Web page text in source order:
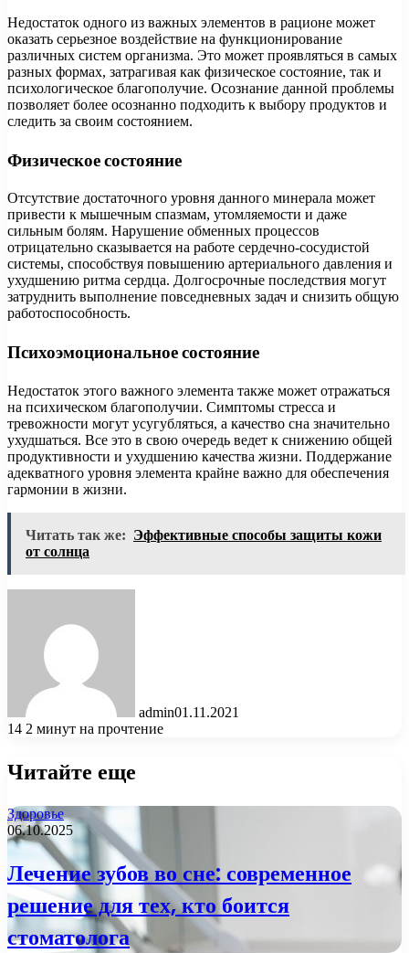
Недостаток одного из важных элементов в рационе может
оказать серьезное воздействие на функционирование
различных систем организма. Это может проявляться в самых
разных формах, затрагивая как физическое состояние, так и
психологическое благополучие. Осознание данной проблемы
позволяет более осознанно подходить к выбору продуктов и
следить за своим состоянием.
Физическое состояние
Отсутствие достаточного уровня данного минерала может
привести к мышечным спазмам, утомляемости и даже
сильным болям. Нарушение обменных процессов
отрицательно сказывается на работе сердечно-сосудистой
системы, способствуя повышению артериального давления и
ухудшению ритма сердца. Долгосрочные последствия могут
затруднить выполнение повседневных задач и снизить общую
работоспособность.
Психоэмоциональное состояние
Недостаток этого важного элемента также может отражаться
на психическом благополучии. Симптомы стресса и
тревожности могут усугубляться, а качество сна значительно
ухудшаться. Все это в свою очередь ведет к снижению общей
продуктивности и ухудшению качества жизни. Поддержание
адекватного уровня элемента крайне важно для обеспечения
гармонии в жизни.
Читать так же: Эффективные способы защиты кожи
от солнца
admin01.11.2021
14 2 минут на прочтение
Читайте еще
Здоровье
06.10.2025
Лечение зубов во сне: современное
решение для тех, кто боится
стоматолога